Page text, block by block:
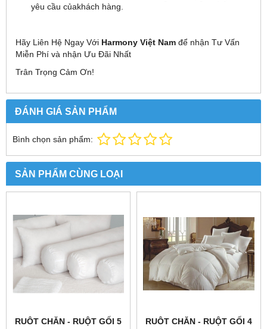
yêu cầu củakhách hàng.
Hãy Liên Hệ Ngay Với Harmony Việt Nam để nhận Tư Vấn
Miễn Phí và nhận Ưu Đãi Nhất
Trân Trọng Cảm Ơn!
ĐÁNH GIÁ SẢN PHẨM
Bình chọn sản phẩm:
SẢN PHẨM CÙNG LOẠI
RUÔT CHĂN - RUỘT GỐI 5 RUÔT CHĂN - RUỘT GỐI 4